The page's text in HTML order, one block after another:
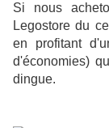
Si nous
Legostore du
en profitant
d'économies)
dingue.